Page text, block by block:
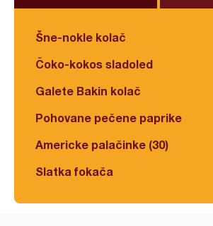
Šne-nokle kolač
Čoko-kokos sladoled
Galete Bakin kolač
Pohovane pečene paprike
Americke palačinke (30)
Slatka fokača